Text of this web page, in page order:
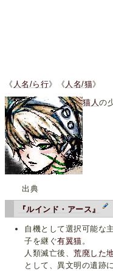
《 人名/ら行》《 人名/猫》
猫人の
出典
『ルインド・アース』
自機として選択可能な
子を継ぐ有翼猫 。
人類滅亡後、荒廃した
として、異文明の遺跡